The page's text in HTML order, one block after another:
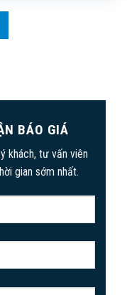
BÁO GIÁ
khách, tư vấn viên
gian sớm nhất.